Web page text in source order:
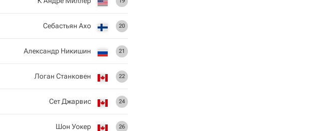
20
Себастьян Ахо
21
Александр Никишин
22
Логан Станковен
24
Сет Джарвис
26
Шон Уокер